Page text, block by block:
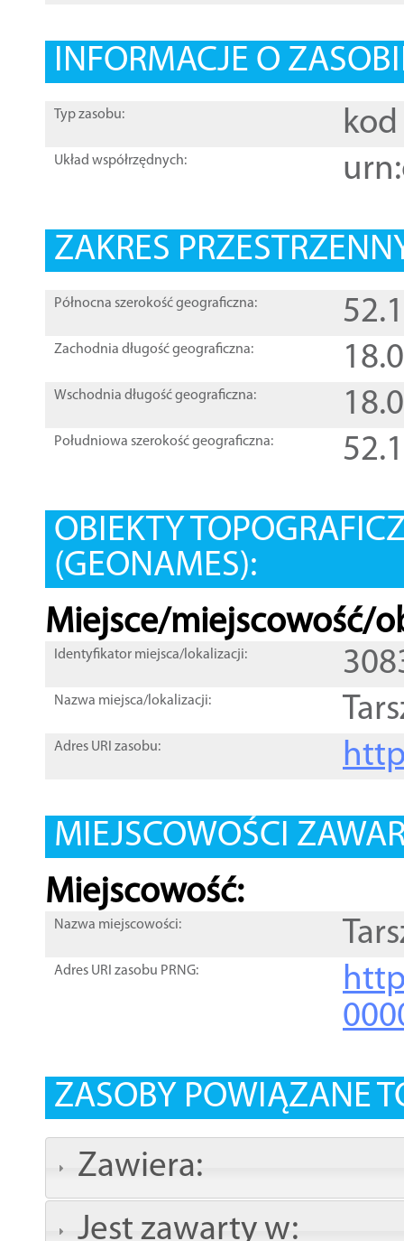
INFORMACJE O
Typ zasobu: kod
Układ współrzędnych:
ZAKRES
Północna szerokość geograficzna:
Zachodnia długość geograficzna:
Wschodnia długość geograficzna:
Południowa szerokość geograficzna:
OBIEKTY
(GEONAMES):
Miejsce/miejscowość/
Identyfikator miejsca/lokalizacji:
Nazwa miejsca/lokalizacji:
Adres URI zasobu:
MIEJSCOWOŚCI
Miejscowość:
Nazwa miejscowości:
Adres URI zasobu PRNG:
ZASOBY POWIĄZANE
Zawiera:
Jest zawarty w: